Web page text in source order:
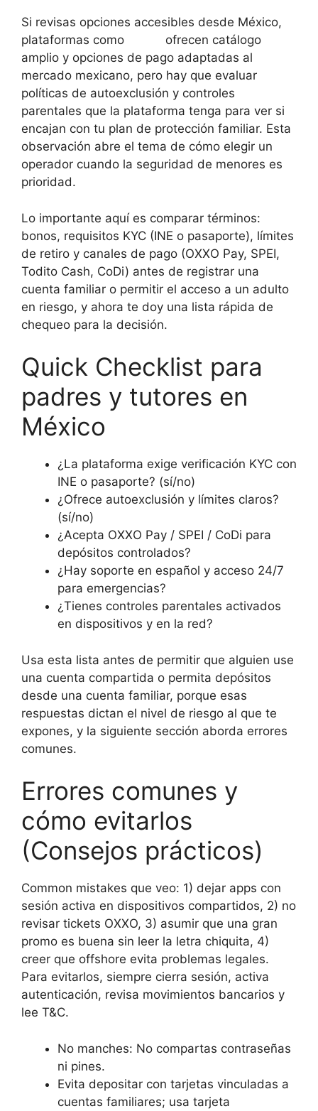
Si revisas opciones accesibles desde México,
plataformas como
ofrecen catálogo
amplio y opciones de pago adaptadas al
mercado mexicano, pero hay que evaluar
políticas de autoexclusión y controles
parentales que la plataforma tenga para ver si
encajan con tu plan de protección familiar. Esta
observación abre el tema de cómo elegir un
operador cuando la seguridad de menores es
prioridad.
Lo importante aquí es comparar términos:
bonos, requisitos KYC (INE o pasaporte), límites
de retiro y canales de pago (OXXO Pay, SPEI,
Todito Cash, CoDi) antes de registrar una
cuenta familiar o permitir el acceso a un adulto
en riesgo, y ahora te doy una lista rápida de
chequeo para la decisión.
Quick Checklist para
padres y tutores en
México
¿La plataforma exige verificación KYC con
INE o pasaporte? (sí/no)
¿Ofrece autoexclusión y límites claros?
(sí/no)
¿Acepta OXXO Pay / SPEI / CoDi para
depósitos controlados?
¿Hay soporte en español y acceso 24/7
para emergencias?
¿Tienes controles parentales activados
en dispositivos y en la red?
Usa esta lista antes de permitir que alguien use
una cuenta compartida o permita depósitos
desde una cuenta familiar, porque esas
respuestas dictan el nivel de riesgo al que te
expones, y la siguiente sección aborda errores
comunes.
Errores comunes y
cómo evitarlos
(Consejos prácticos)
Common mistakes que veo: 1) dejar apps con
sesión activa en dispositivos compartidos, 2) no
revisar tickets OXXO, 3) asumir que una gran
promo es buena sin leer la letra chiquita, 4)
creer que offshore evita problemas legales.
Para evitarlos, siempre cierra sesión, activa
autenticación, revisa movimientos bancarios y
lee T&C.
No manches: No compartas contraseñas
ni pines.
Evita depositar con tarjetas vinculadas a
cuentas familiares; usa tarjeta